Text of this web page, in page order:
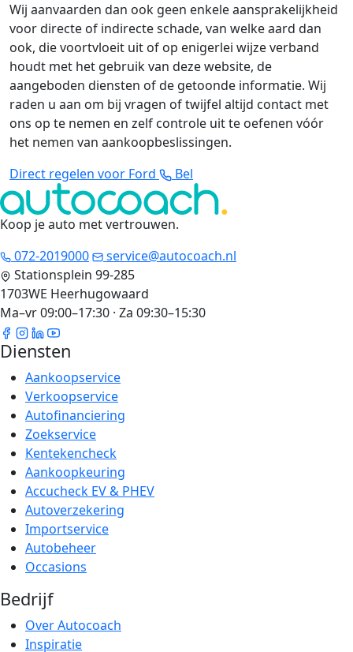
Wij aanvaarden dan ook geen enkele aansprakelijkheid
voor directe of indirecte schade, van welke aard dan
ook, die voortvloeit uit of op enigerlei wijze verband
houdt met het gebruik van deze website, de
aangeboden diensten of de getoonde informatie. Wij
raden u aan om bij vragen of twijfel altijd contact met
ons op te nemen en zelf controle uit te oefenen vóór
het nemen van aankoopbeslissingen.
Direct regelen voor Ford
Bel
Koop je auto met vertrouwen.
072-2019000
service@autocoach.nl
Stationsplein 99-285
1703WE Heerhugowaard
Ma–vr 09:00–17:30 · Za 09:30–15:30
Diensten
Aankoopservice
Verkoopservice
Autofinanciering
Zoekservice
Kentekencheck
Aankoopkeuring
Accucheck EV & PHEV
Autoverzekering
Importservice
Autobeheer
Occasions
Bedrijf
Over Autocoach
Inspiratie